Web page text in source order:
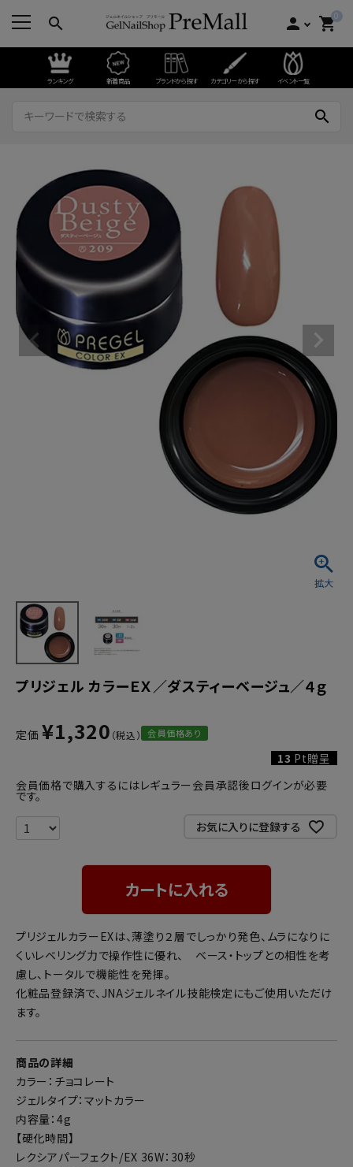
search person 0
shopping_cart
ランキング 新着商品 ブランドから探す カテゴリーから探す イベント一覧
search
プリジェル カラーＥＸ／ダスティーベージュ／４ｇ
定価 ¥1,320 会員価格あり
13 Pt贈呈
会員価格で購入するにはレギュラー会員承認後ログインが必要
です。
お気に入りに登録する
カートに入れる
プリジェルカラーEXは、薄塗り２層でしっかり発色、ムラになりに
くいレベリング力で操作性に優れ、 ベース・トップとの相性を考
慮し、トータルで機能性を発揮。
化粧品登録済で、JNAジェルネイル技能検定にもご使用いただけ
ます。
商品の詳細
カラー：チョコレート
ジェルタイプ：マットカラー
内容量：4g
【硬化時間】
レクシアパーフェクト/EX 36W：30秒